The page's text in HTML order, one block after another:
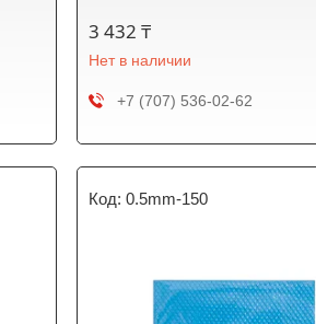
3 432 ₸
Нет в наличии
+7 (707) 536-02-62
0.5mm-150